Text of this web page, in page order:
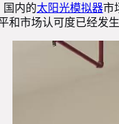
内的太阳光模拟器市
市场认可度已经发生